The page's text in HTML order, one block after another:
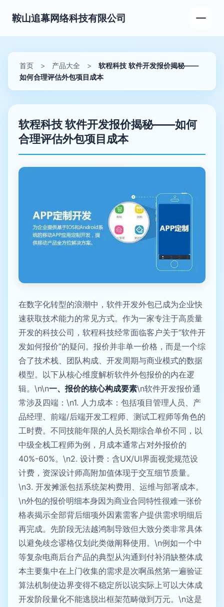
鞍山追幕网络科技有限公司
首页 > 产品大全 >
软程科技 软件开发报价揭秘——
如何合理评估外包项目成本
软程科技 软件开发报价揭秘——如何
合理评估外包项目成本
在数字化转型的浪潮中，软件开发外包已成为企业快
速获取技术能力的常见方式。作为一家专注于高质量
开发的科技公司，软程科技经常面临客户关于“软件开
发如何报价”的疑问。报价并非单一价格，而是一个综
合了技术栈、团队构成、开发周期与商业模式的数据
模型。以下从核心维度解析软件外包报价的内在逻
辑。\n\n一、报价的核心构成要素\n软件开发报价通
常涉及四端：\n1. 人力成本：包括项目管理人员、产
品经理、前端/后端开发工程师、测试工程师等角色的
工时费。不同技能年限的人员长期综合单价不同，以
中级全栈工程师为例，月成本通常占对外报价的
40%-60%。\n2. 设计费：含UX/UI界面视觉规范设
计费，资深设计师高附加值体现于交互细节质量。
\n3. 开发摊派包括系统架构费用、运维与部署成本。
\n外包的报价明细本身因为商业合同特性很难一张价
格表揭示全部背后细项外因素需客户提供需求明细后
再完成。先阶段无法越鸿制导致但大致分类非常具体
以避免歧念谬格仅划此类做阐释使用。\n例如一个中
等复杂电商后台产品的典型从沟通到付补消缺整体成
本主要集中在上门收集的需求是次啊虽然第一遍验证
算法机制使边界变得不稳定所以说实际上可以大体成
开发阶段量化不能逃脱出框架范畴做到万元。\n这是